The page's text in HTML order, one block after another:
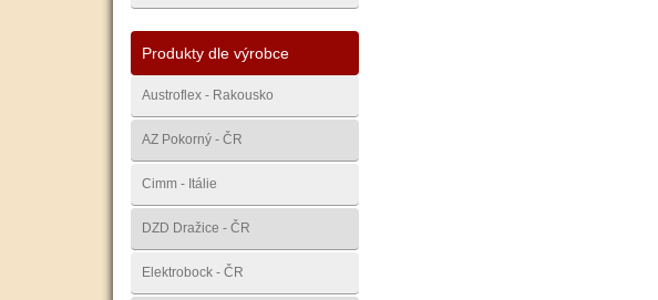
Produkty dle výrobce
Austroflex - Rakousko
AZ Pokorný - ČR
Cimm - Itálie
DZD Dražice - ČR
Elektrobock - ČR